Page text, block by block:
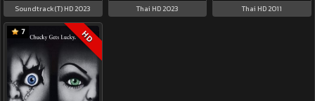
Soundtrack(T) HD 2023 Thai HD 2023 Thai HD 2011
7 HD